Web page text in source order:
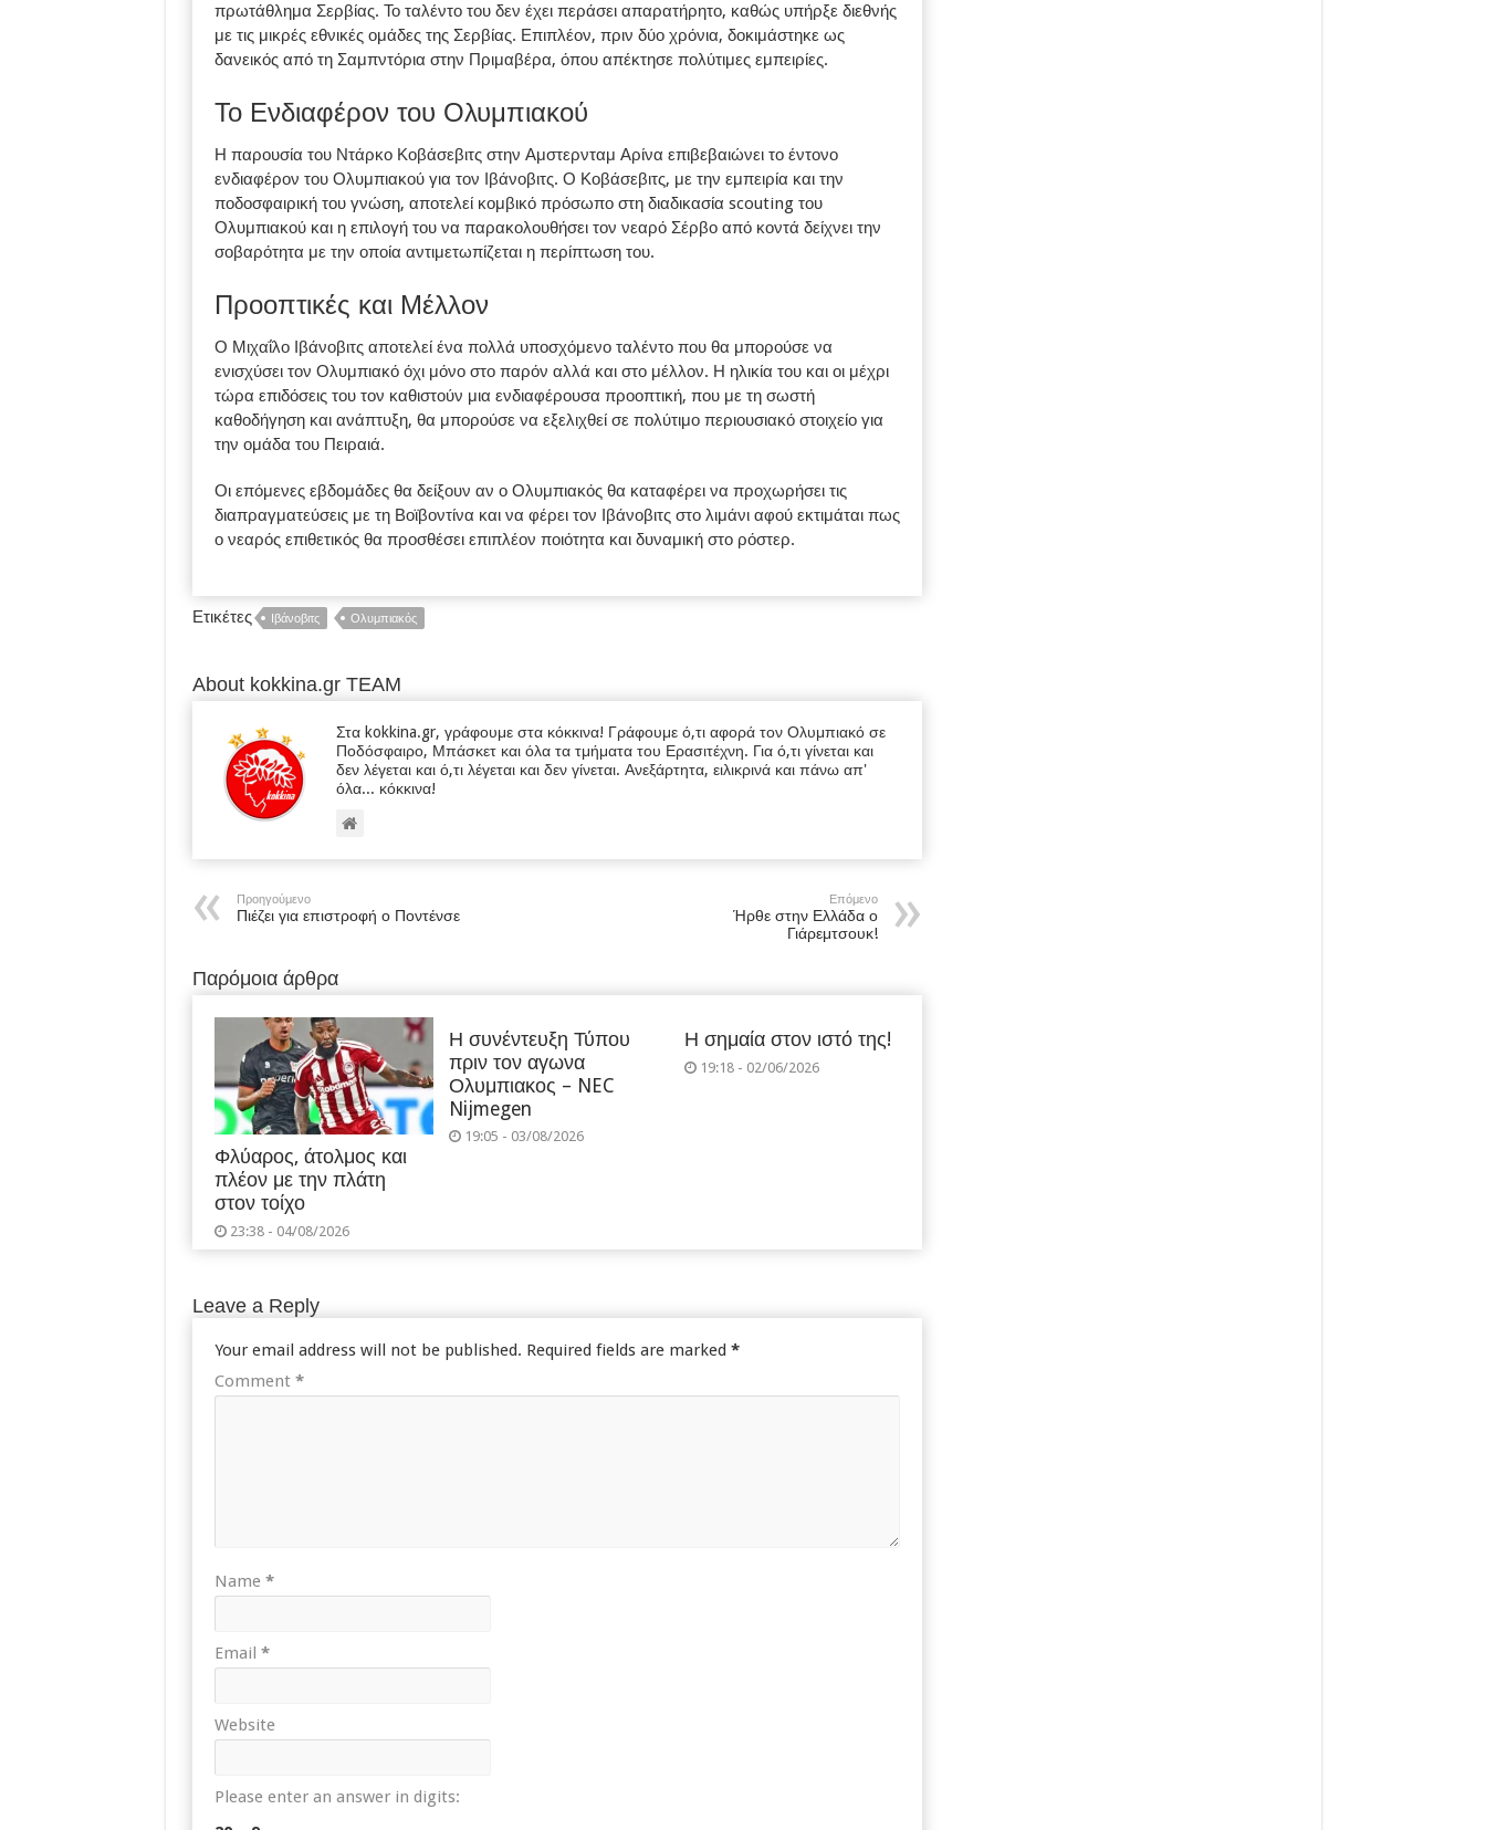
πρωτάθλημα Σερβίας. Το ταλέντο του δεν έχει περάσει απαρατήρητο, καθώς υπήρξε διεθνής
με τις μικρές εθνικές ομάδες της Σερβίας. Επιπλέον, πριν δύο χρόνια, δοκιμάστηκε ως
δανεικός από τη Σαμπντόρια στην Πριμαβέρα, όπου απέκτησε πολύτιμες εμπειρίες.
Το Ενδιαφέρον του Ολυμπιακού
Η παρουσία του Ντάρκο Κοβάσεβιτς στην Αμστερνταμ Αρίνα επιβεβαιώνει το έντονο
ενδιαφέρον του Ολυμπιακού για τον Ιβάνοβιτς. Ο Κοβάσεβιτς, με την εμπειρία και την
ποδοσφαιρική του γνώση, αποτελεί κομβικό πρόσωπο στη διαδικασία scouting του
Ολυμπιακού και η επιλογή του να παρακολουθήσει τον νεαρό Σέρβο από κοντά δείχνει την
σοβαρότητα με την οποία αντιμετωπίζεται η περίπτωση του.
Προοπτικές και Μέλλον
Ο Μιχαΐλο Ιβάνοβιτς αποτελεί ένα πολλά υποσχόμενο ταλέντο που θα μπορούσε να
ενισχύσει τον Ολυμπιακό όχι μόνο στο παρόν αλλά και στο μέλλον. Η ηλικία του και οι μέχρι
τώρα επιδόσεις του τον καθιστούν μια ενδιαφέρουσα προοπτική, που με τη σωστή
καθοδήγηση και ανάπτυξη, θα μπορούσε να εξελιχθεί σε πολύτιμο περιουσιακό στοιχείο για
την ομάδα του Πειραιά.
Οι επόμενες εβδομάδες θα δείξουν αν ο Ολυμπιακός θα καταφέρει να προχωρήσει τις
διαπραγματεύσεις με τη Βοϊβοντίνα και να φέρει τον Ιβάνοβιτς στο λιμάνι αφού εκτιμάται πως
ο νεαρός επιθετικός θα προσθέσει επιπλέον ποιότητα και δυναμική στο ρόστερ.
Ετικέτες Ιβάνοβιτς Ολυμπιακός
About kokkina.gr TEAM
Στα kokkina.gr, γράφουμε στα κόκκινα! Γράφουμε ό,τι αφορά τον Ολυμπιακό σε
Ποδόσφαιρο, Μπάσκετ και όλα τα τμήματα του Ερασιτέχνη. Για ό,τι γίνεται και
δεν λέγεται και ό,τι λέγεται και δεν γίνεται. Ανεξάρτητα, ειλικρινά και πάνω απ'
όλα... κόκκινα!
Προηγούμενο
Πιέζει για επιστροφή ο Ποντένσε
Επόμενο
Ήρθε στην Ελλάδα ο
Γιάρεμτσουκ!
Παρόμοια άρθρα
Φλύαρος, άτολμος και
πλέον με την πλάτη
στον τοίχο
23:38 - 04/08/2026
Η συνέντευξη Τύπου
πριν τον αγωνα
Ολυμπιακος – NEC
Nijmegen
19:05 - 03/08/2026
Η σημαία στον ιστό της!
19:18 - 02/06/2026
Leave a Reply
Your email address will not be published. Required fields are marked *
Comment *
Name *
Email *
Website
Please enter an answer in digits: